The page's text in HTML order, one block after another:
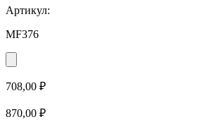
Артикул:
MF376
708,00 ₽
870,00 ₽